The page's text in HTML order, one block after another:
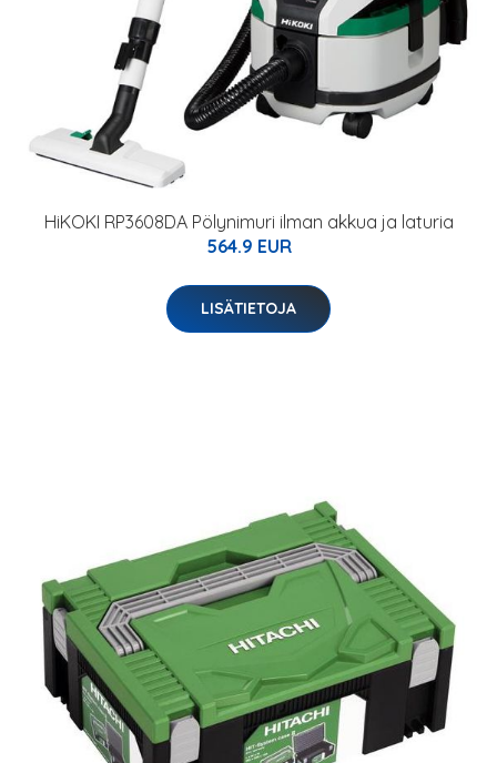
HiKOKI RP3608DA Pölynimuri ilman akkua ja laturia
564.9 EUR
LISÄTIETOJA